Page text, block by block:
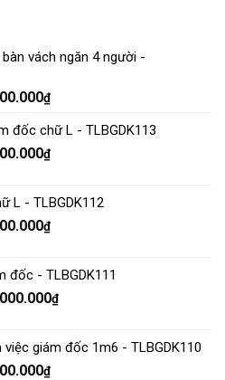
vách ngăn 4 người -
₫
đốc chữ L - TLBGDK113
₫
L - TLBGDK112
₫
đốc - TLBGDK111
₫
việc giám đốc 1m6 - TLBGDK110
₫